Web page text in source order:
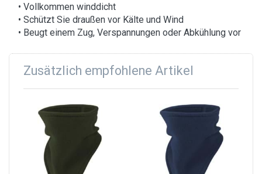
• Vollkommen winddicht
• Schützt Sie draußen vor Kälte und Wind
• Beugt einem Zug, Verspannungen oder Abkühlung vor
Zusätzlich empfohlene Artikel